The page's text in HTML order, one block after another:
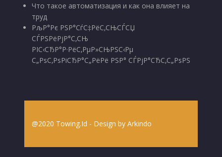
Что такое автоматизация и как она влияет на
труд
РљР°Рє РЅР°СѓС‡РёС‚СЊСЃСЏ
СЃРЅРёРјР°С‚СЊ
РІС‹СЂР°Р·РёС‚РµР»СЊРЅС‹Рµ
С„РѕС‚РѕРіСЂР°С„РёРё РЅР° СЃРјР°СЂС‚С„РѕРЅ
@2020 Towing.Id - Design by Arkindo